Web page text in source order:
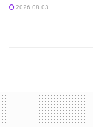
2026-08-03